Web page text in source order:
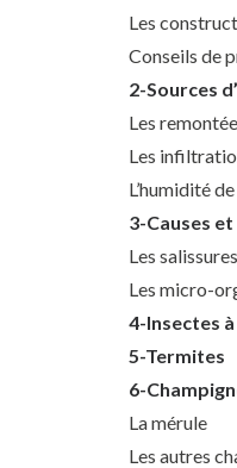
Les
Conseils de
2-Sources
Les
Les
L’humidité
3-Causes
Les salissures
Les micro-
4-Insectes
5-Termites
6-
La mérule
Les autres